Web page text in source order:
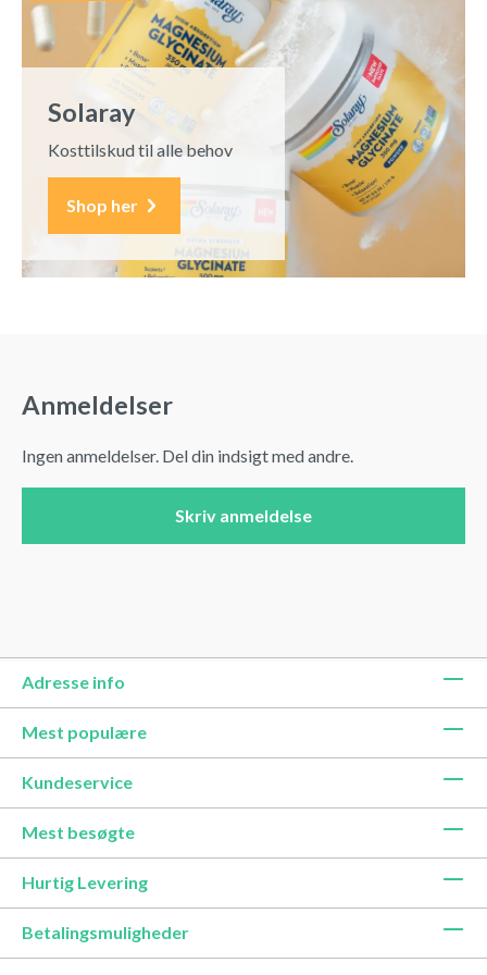
Solaray
Kosttilskud til alle behov
Shop her
Anmeldelser
Ingen anmeldelser. Del din indsigt med andre.
Skriv anmeldelse
Adresse info
Mest populære
Kundeservice
Mest besøgte
Hurtig Levering
Betalingsmuligheder